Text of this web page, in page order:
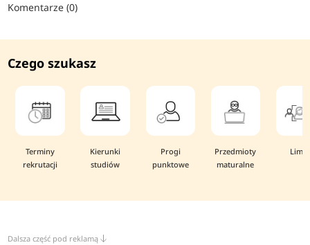
Komentarze (0)
Czego szukasz
Terminy
rekrutacji
Kierunki
studiów
Progi
punktowe
Przedmioty
maturalne
Dalsza część pod reklamą